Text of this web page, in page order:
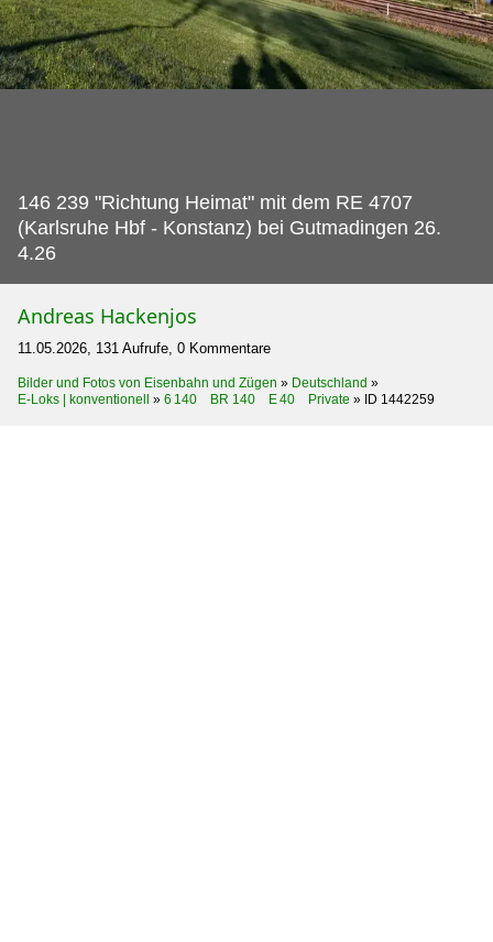
146 239 "Richtung Heimat" mit dem RE 4707
(Karlsruhe Hbf - Konstanz) bei Gutmadingen 26.
4.26
Andreas Hackenjos
11.05.2026, 131 Aufrufe, 0 Kommentare
Bilder und Fotos von Eisenbahn und Zügen » Deutschland »
E-Loks | konventionell
» 6 140 BR 140 E 40 Private » ID 1442259